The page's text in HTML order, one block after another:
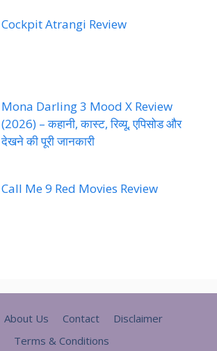
Cockpit Atrangi Review
Mona Darling 3 Mood X Review
(2026) – कहानी, कास्ट, रिव्यू, एपिसोड और
देखने की पूरी जानकारी
Call Me 9 Red Movies Review
About Us Contact
Disclaimer
Terms & Conditions